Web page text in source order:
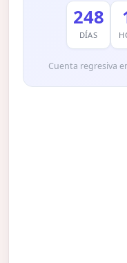
248
DÍAS
Cuenta regresiva